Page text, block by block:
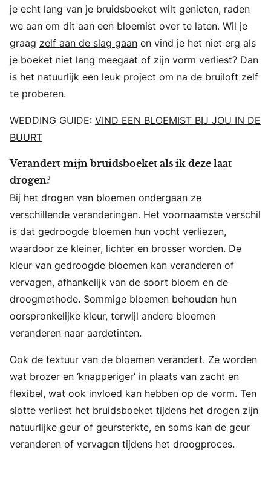
je echt lang van je bruidsboeket wilt genieten, raden
we aan om dit aan een bloemist over te laten. Wil je
graag zelf aan de slag gaan en vind je het niet erg als
je boeket niet lang meegaat of zijn vorm verliest? Dan
is het natuurlijk een leuk project om na de bruiloft zelf
te proberen.
WEDDING GUIDE: VIND EEN BLOEMIST BIJ JOU IN DE
BUURT
Verandert mijn bruidsboeket als ik deze laat
drogen?
Bij het drogen van bloemen ondergaan ze
verschillende veranderingen. Het voornaamste verschil
is dat gedroogde bloemen hun vocht verliezen,
waardoor ze kleiner, lichter en brosser worden. De
kleur van gedroogde bloemen kan veranderen of
vervagen, afhankelijk van de soort bloem en de
droogmethode. Sommige bloemen behouden hun
oorspronkelijke kleur, terwijl andere bloemen
veranderen naar aardetinten.
Ook de textuur van de bloemen verandert. Ze worden
wat brozer en ‘knapperiger’ in plaats van zacht en
flexibel, wat ook invloed kan hebben op de vorm. Ten
slotte verliest het bruidsboeket tijdens het drogen zijn
natuurlijke geur of geursterkte, en soms kan de geur
veranderen of vervagen tijdens het droogproces.